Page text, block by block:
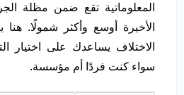
المعلوماتية تقع ضمن مظلة
الأخيرة أوسع وأكثر شمولًا.
الاختلاف يساعدك على اختيار
سواء كنت فردًا أم مؤسسة.